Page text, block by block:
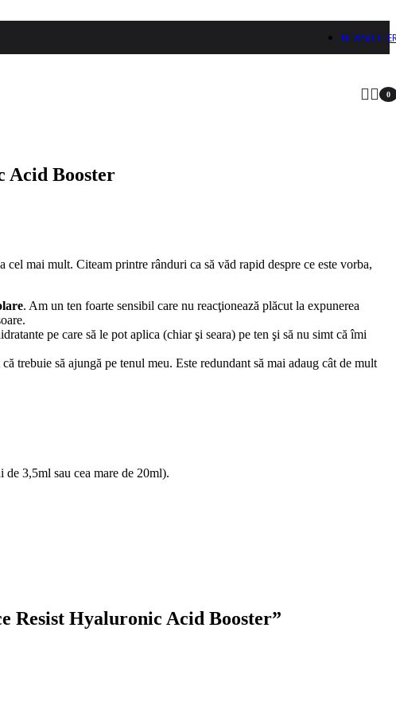
0
Acid Booster
mai mult. Citeam printre rânduri ca să văd rapid despre ce este vorba,
. Am un ten foarte sensibil care nu reacţionează plăcut la expunerea
pe care să le pot aplica (chiar şi seara) pe ten şi să nu simt că îmi
trebuie să ajungă pe tenul meu. Este redundant să mai adaug cât de mult
3,5ml sau cea mare de 20ml).
Resist Hyaluronic Acid Booster”